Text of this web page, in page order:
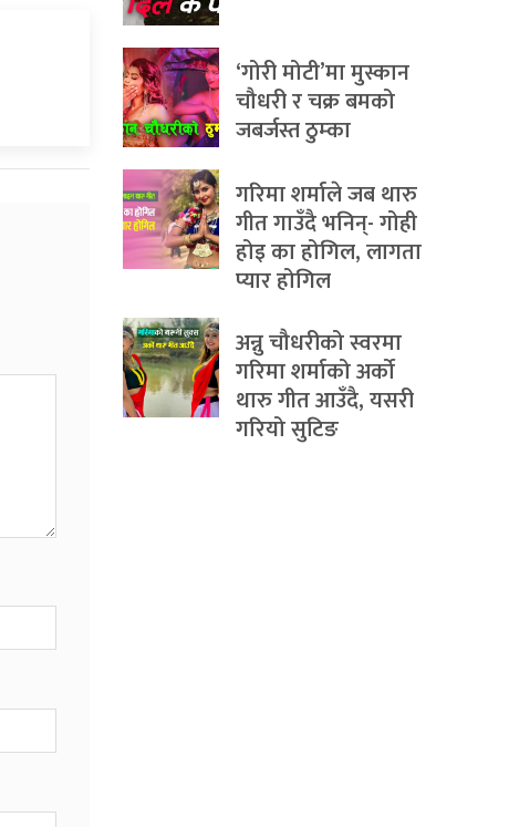
‘गोरी मोटी’मा मुस्कान
चौधरी र चक्र बमको
जबर्जस्त ठुम्का
गरिमा शर्माले जब थारु
गीत गाउँदै भनिन्- गोही
होइ का होगिल, लागता
प्यार होगिल
अन्नु चौधरीको स्वरमा
गरिमा शर्माको अर्को
थारु गीत आउँदै, यसरी
गरियो सुटिङ